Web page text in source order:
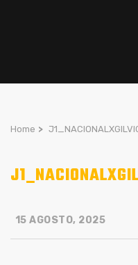
Home >
15 AGOSTO, 2025